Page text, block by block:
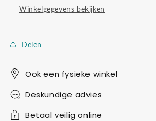
Winkelgegevens bekijken
Delen
Ook een fysieke winkel
Deskundige advies
Betaal veilig online